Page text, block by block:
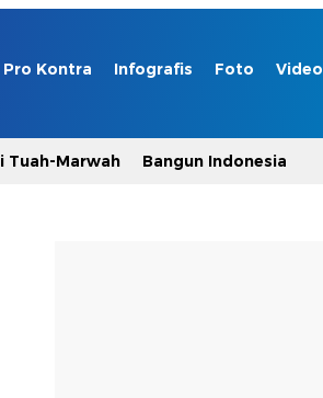
Pro Kontra Infografis Foto Video
Tuah-Marwah Bangun Indonesia